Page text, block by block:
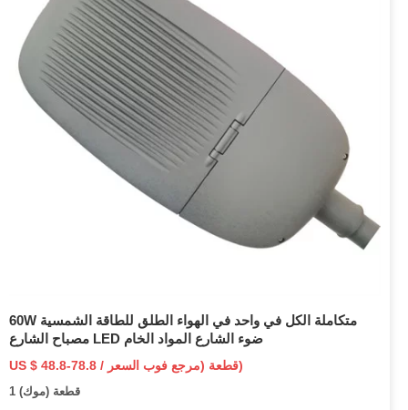
60W متكاملة الكل في واحد في الهواء الطلق للطاقة الشمسية
مصباح الشارع LED ضوء الشارع المواد الخام
US $ 48.8-78.8 / قطعة (مرجع فوب السعر)
1 قطعة (موك)